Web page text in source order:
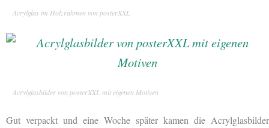
Acrylglas im Holzrahmen von posterXXL
Acrylglasbilder von posterXXL mit eigenen Motiven
Gut verpackt und eine Woche später kamen die Acrylglasbilder